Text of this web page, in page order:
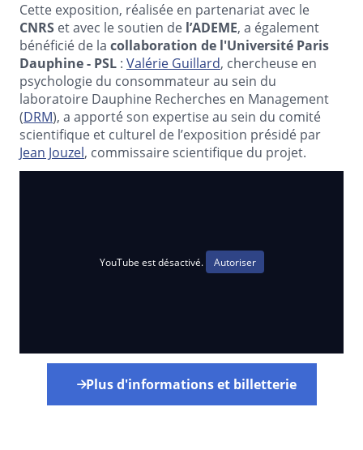
Cette exposition, réalisée en partenariat avec le
CNRS et avec le soutien de l’ADEME, a également
bénéficié de la collaboration de l'Université Paris
Dauphine - PSL : Valérie Guillard, chercheuse en
psychologie du consommateur au sein du
laboratoire Dauphine Recherches en Management
(DRM), a apporté son expertise au sein du comité
scientifique et culturel de l’exposition présidé par
Jean Jouzel, commissaire scientifique du projet.
YouTube est désactivé. Autoriser
Plus d'informations et billetterie